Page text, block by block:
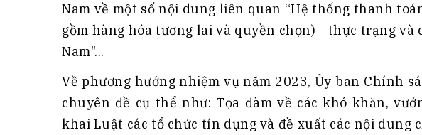
Nam về một số nội dung liên quan “Hệ thống thanh
gồm hàng hóa tương lai và quyền chọn) - thực trạng và
Nam"...
Về phương hướng nhiệm vụ năm 2023, Ủy ban Chính
chuyên đề cụ thể như: Tọa đàm về các khó khăn,
khai Luật các tổ chức tín dụng và đề xuất các nội dung